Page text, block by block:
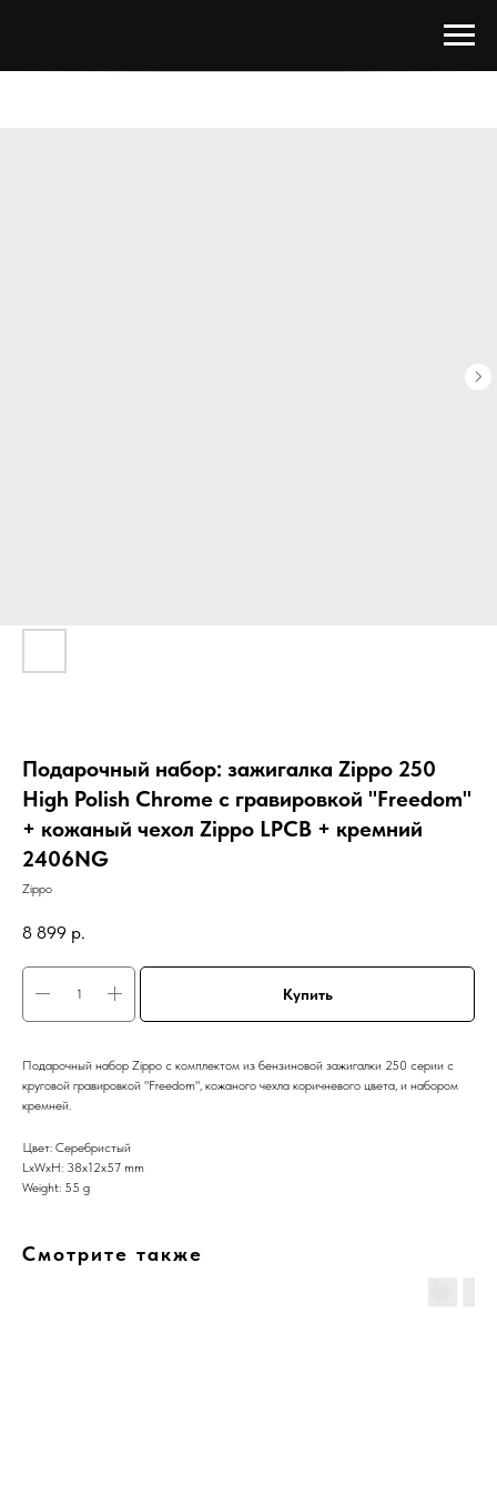
Подарочный набор: зажигалка Zippo 250
High Polish Chrome с гравировкой "Freedom"
+ кожаный чехол Zippo LPCB + кремний
2406NG
Zippo
8 899 р.
Купить
Подарочный набор Zippo с комплектом из бензиновой зажигалки 250 серии с
круговой гравировкой "Freedom", кожаного чехла коричневого цвета, и набором
кремней.
Цвет: Серебристый
LxWxH: 38x12x57 mm
Weight: 55 g
Смотрите также